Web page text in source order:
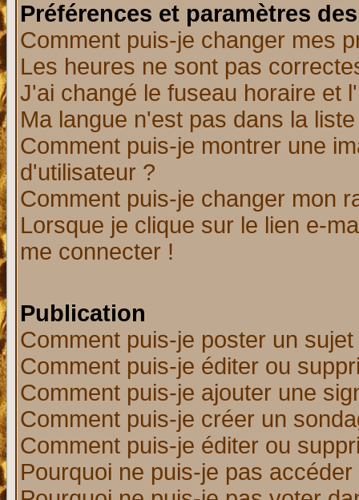
Préférences et paramètres
Comment puis-je changer mes
Les heures ne sont pas
J'ai changé le fuseau horaire et
Ma langue n'est pas dans la
Comment puis-je montrer une
d'utilisateur ?
Comment puis-je changer mon
Lorsque je clique sur le lien e-
me connecter !
Publication
Comment puis-je poster un
Comment puis-je éditer ou
Comment puis-je ajouter une
Comment puis-je créer un
Comment puis-je éditer ou
Pourquoi ne puis-je pas